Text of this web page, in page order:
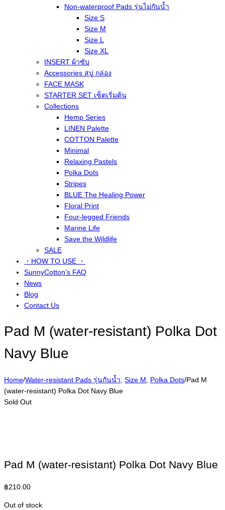
Non-waterproof Pads รุ่นไม่กันน้ำ
Size S
Size M
Size L
Size XL
INSERT ผ้าซับ
Accessories สบู่ กล่อง
FACE MASK
STARTER SET เซ็ตเริ่มต้น
Collections
Hemp Series
LINEN Palette
COTTON Palette
Minimal
Relaxing Pastels
Polka Dots
Stripes
BLUE The Healing Power
Floral Print
Four-legged Friends
Marine Life
Save the Wildlife
SALE
・HOW TO USE ・
SunnyCotton’s FAQ
News
Blog
Contact Us
Pad M (water-resistant) Polka Dot
Navy Blue
Home/Water-resistant Pads รุ่นกันน้ำ Size M Polka Dots/Pad M
(water-resistant) Polka Dot Navy Blue
Sold Out
Pad M (water-resistant) Polka Dot Navy Blue
฿210.00
Out of stock